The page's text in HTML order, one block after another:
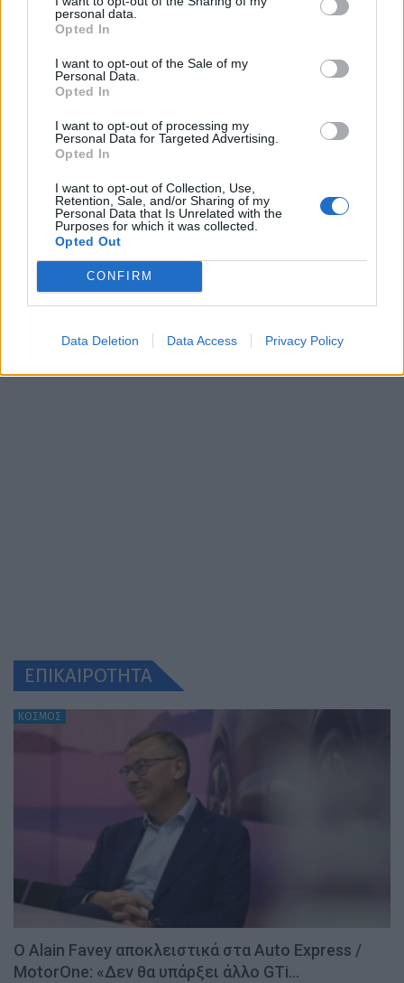
personal data.
Opted In
I want to opt-out of the Sale of my
Personal Data.
Opted In
I want to opt-out of processing my
Personal Data for Targeted Advertising.
Opted In
I want to opt-out of Collection, Use,
Retention, Sale, and/or Sharing of my
Personal Data that Is Unrelated with the
Purposes for which it was collected.
Opted Out
CONFIRM
Data Deletion Data Access Privacy Policy
Skoda: Ξεκίνησε η παραγωγή του
νέου Peaq – Δείτε Video από τη
γραμμή παραγωγής
WEB TV 6.8.2026
ΕΠΙΚΑΙΡΟΤΗΤΑ
ΚΟΣΜΟΣ
Ο Alain Favey αποκλειστικά στα Auto Express /
MotorOne: «Δεν θα υπάρξει άλλο GTi…